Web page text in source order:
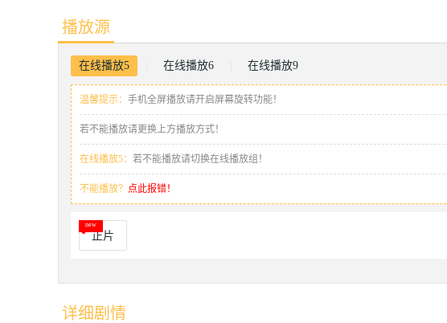
播放源
在线播放5 在线播放6 在线播放9
温馨提示： 手机全屏播放请开启屏幕旋转功能！
若不能播放请更换上方播放方式！
在线播放5： 若不能播放请切换在线播放组！
不能播放？ 点此报错！
正片
详细剧情